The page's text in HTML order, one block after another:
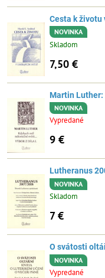
Cesta k
NOVINKA
Skladom
7,50 €
Martin Luther:
NOVINKA
Vypredané
9 €
Lutheranus
NOVINKA
Skladom
7 €
O svátosti
NOVINKA
Vypredané